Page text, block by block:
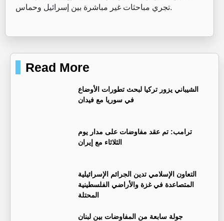
تجري مباحثات غير مباشرة بين إسرائيل وحماس.
Read More
‏الشيباني يزور تركيا لبحث تطورات الأوضاع
في سوريا مع فيدان
ترامب: تم عقد مفاوضات على مدار يوم
الثلاثاء مع إيران
التعاون الإسلامي تدين الجرائم الإسرائيلية
المتصاعدة في غزة والأراضي الفلسطينية
المحتلة
جولة سابعة من المفاوضات بين لبنان